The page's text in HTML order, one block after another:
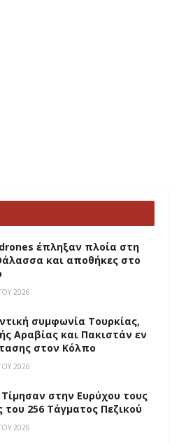
έπληξαν πλοία στη
και αποθήκες στο
2026
συμφωνία Τουρκίας,
Αραβίας και Πακιστάν εν
στον Κόλπο
2026
στην Ευρύχου τους
του 256 Τάγματος Πεζικού
2026